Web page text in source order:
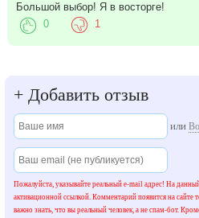
Большой выбор! Я в восторге!
0 1
+ Добавить отзыв
или
Пожалуйста, указывайте реальный e-mail адрес! На
активационной ссылкой. Комментарий появится на сайте
важно знать, что вы реальный человек, а не спам-бот.